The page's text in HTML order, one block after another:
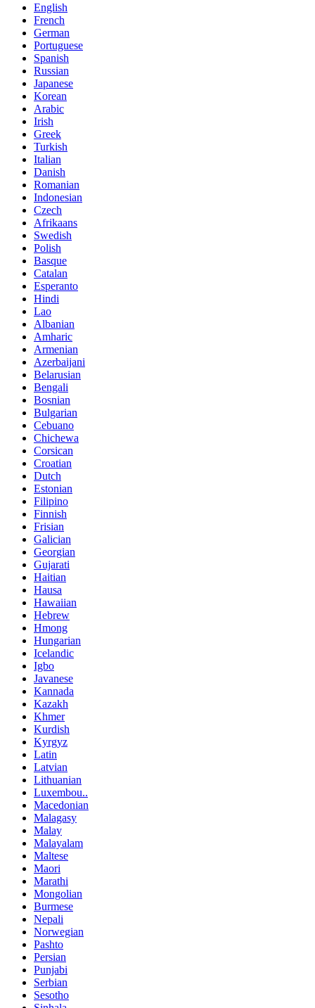
English
French
German
Portuguese
Spanish
Russian
Japanese
Korean
Arabic
Irish
Greek
Turkish
Italian
Danish
Romanian
Indonesian
Czech
Afrikaans
Swedish
Polish
Basque
Catalan
Esperanto
Hindi
Lao
Albanian
Amharic
Armenian
Azerbaijani
Belarusian
Bengali
Bosnian
Bulgarian
Cebuano
Chichewa
Corsican
Croatian
Dutch
Estonian
Filipino
Finnish
Frisian
Galician
Georgian
Gujarati
Haitian
Hausa
Hawaiian
Hebrew
Hmong
Hungarian
Icelandic
Igbo
Javanese
Kannada
Kazakh
Khmer
Kurdish
Kyrgyz
Latin
Latvian
Lithuanian
Luxembou..
Macedonian
Malagasy
Malay
Malayalam
Maltese
Maori
Marathi
Mongolian
Burmese
Nepali
Norwegian
Pashto
Persian
Punjabi
Serbian
Sesotho